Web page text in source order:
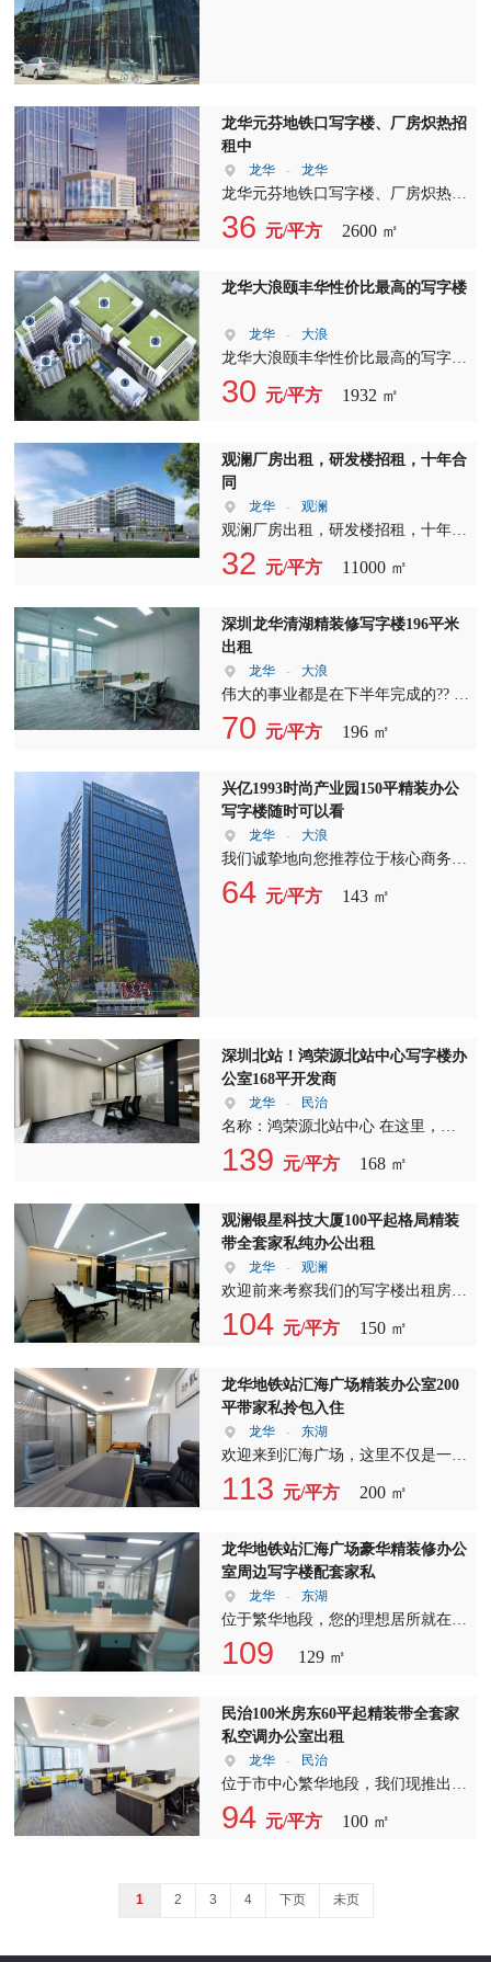
龙华元芬地铁口写字楼、厂房炽热招
租中
龙华 - 龙华
龙华元芬地铁口写字楼、厂房炽热招
租中 地址：地铁6号线B出口零间隔
300米 上早工业区独门独院整栋3层
230平，三楼300平
36 元/平方 2600 ㎡
龙华大浪颐丰华性价比最高的写字楼
龙华 - 大浪
龙华大浪颐丰华性价比最高的写字楼
颐丰华大厦、创客中心 面积:100
平-1932平(整层) 各面积均有，特价
30 元/平方 1932 ㎡
观澜厂房出租，研发楼招租，十年合
同
龙华 - 观澜
观澜厂房出租，研发楼招租，十年合
同，观澜福民格兰云天酒店旁独门独
院办公楼出租1~5层建筑面积11000
育培训，养生会所等！
32 元/平方 11000 ㎡
深圳龙华清湖精装修写字楼196平米
出租
龙华 - 大浪
伟大的事业都是在下半年完成的?? 这
套196平的办公室 是可以助您开拓事
业的梦想之地 采光[强]视野[强]地铁
70 元/平方 196 ㎡
兴亿1993时尚产业园150平精装办公
写字楼随时可以看
龙华 - 大浪
我们诚挚地向您推荐位于核心商务区
的写字楼出租项目，这里拥有约300-
2800㎡的产业办公灵动组合空间，特
配备了底商，方便租户日常所需。我
们还同步招租3栋集中式写字楼E/F/G
栋，以满足更多企业的需求。 租金
方面，产业办公的租金为35-50元/㎡/
月，商铺租金则为60-120元/㎡/月，
总部、服装设计、时尚展厅、电商直
播、智能制造、新材料等。而配套的
底商则适合特色餐饮、音乐餐厅、酒
馆、轻餐水吧、零售展厅、银行展
厅、生活配套、剧本杀、密室逃脱、
捷的交通，还能享受到完善的配套设
施和优质的服务。我们致力于为租户
提供舒适、安全、高效的办公环境，
让您的企业在这里蓬勃发展。 如果
您正在寻找写字楼出租、写字楼招租
或办公室出租，那么这里绝对是您的
诚为您服务。
64 元/平方 143 ㎡
深圳北站！鸿荣源北站中心写字楼办
公室168平开发商
龙华 - 民治
名称：鸿荣源北站中心 在这里，我
们为您呈现的是鸿荣源北站中心的精
选房源。这座商务中心地处繁华地
之选。 面积：168㎡（另有在租面
积：100-200-300-500-1000-整层平
米） 无论是初创企业还是大型企
业，我们都能为您提供合适的办公空
间。从100平米的小型办公室到整层
500平米的大空间，我们都有充足的
我们提供极具竞争力的价格，让您在
享受高品质办公环境的也能节省成
本。 看房时间：随时看房 为了方便
您的看房需求，我们提供随时看房的
排，随时预约参观。 使用时间：随
择，即可随时入驻，无需等待，让您
的办公无缝衔接。 我们主要负责龙
华区、南山区、福田区、宝安区、龙
岗、光明等区域 您可点击我的头像
力于为您提供全方位的写字楼出租、
务团队介绍： 【1】深圳伙伴房专业
代理宝安、南山、福田、龙华、龙
岗、光明等片区写字楼租赁业务，资
源全面覆盖。 我们拥有丰富的行业
经验和强大的资源网络，能够为您提
供最优质的写字楼出租服务。 【2】
务。 我们的专属顾问将全程协助
您，从初次看房到最终签订合同，确
我们不收取任何费用，欢迎监督。
139 元/平方 168 ㎡
观澜银星科技大厦100平起格局精装
带全套家私纯办公出租
龙华 - 观澜
欢迎前来考察我们的写字楼出租房
源！这里不仅地理位置优越，更拥有
众多亮点，让您的事业发展如虎添
间，为您提供充足的办公环境。在这
里，您可以选择50800平方米的任意
区域，且享有免租期，大大降低了您
的初期成本。 【在租面积】50800平
方米的灵活选择，满足不同企业的需
求。免租期长，让您有更多时间来规
用。 【公区】我们的工区可容纳约
16人同时办公，宽敞明亮，让您的工
作环境更加舒适。我们还提供丰富的
公共设施，满足您日常办公需求。
册、可变更营业执照，让您在经营过
费，先到先得。充足的停车位，确保
您的车辆安全停放，方便您的出行。
【装修】我们提供精装交付的写字
楼，让您无需花费额外精力进行装
您提供定制装修服务，打造独一无二
和费用。我们提供的高品质家私，让
充分考虑了通风和采光，确保室内空
104 元/平方 150 ㎡
龙华地铁站汇海广场精装办公室200
平带家私拎包入住
龙华 - 东湖
欢迎来到汇海广场，这里不仅是一个
繁华的商业中心，更是您事业发展的
理想之地。我们自豪地向您推荐
核心位置的写字楼出租、写字楼招
租、办公室出租的理想选择。 《2》
项目的面积达到了200平方米，宽敞
的空间可以满足您多样化的办公需
求。无论是团队协作还是个人办公，
这里都能为您提供舒适的工作环境。
《3》特价优惠，只需75元的价格，
您就可以与我们的价格进行洽谈。这
样的优惠，您还在等什么呢？赶快联
系我们，把握住这个难得的机会吧！
性。《4》管理费加空调的费用仅为
作状态。 在装修方面，《5》项目采
用了精装修，包括隔间、吊顶、前
113 元/平方 200 ㎡
龙华地铁站汇海广场豪华精装修办公
室周边写字楼配套家私
龙华 - 东湖
位于繁华地段，您的理想居所就在眼
前！门口设有便捷的公交车站，让您
出行无忧，轻松连接城市的每一个角
据您的需求进行定制装修，价格透
明，可协商。空间实用率极高，无论
是自用还是办公，都能满足您的各种
需求。 我们的房源面积丰富，从40
平到1000平不等，包括40平、70平、
100平、136平、168平、230平、260
欢迎您方便的时间来看房，我们提供
一对一的专业服务，真诚为您解答每
109 129 ㎡
民治100米房东60平起精装带全套家
私空调办公室出租
龙华 - 民治
位于市中心繁华地段，我们现推出全
新写字楼出租、写字楼招租、办公室
出租优惠活动。配齐全套家私，空调
式，以及免租期长达数月，具体细节
可面谈。 大厦总面积从60平到2000
94 元/平方 100 ㎡
1 2 3 4 下页 未页